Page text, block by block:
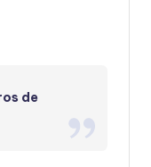
de